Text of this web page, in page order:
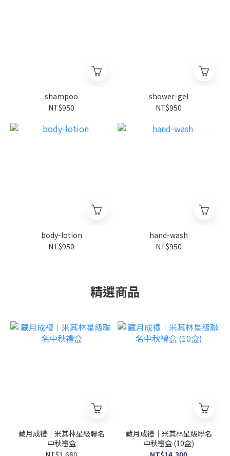
shampoo
NT$950
shower-gel
NT$950
body-lotion
NT$950
hand-wash
NT$950
精選商品
藏月成禮｜米其林星級聯名
中秋禮盒
藏月成禮｜米其林星級聯名
中秋禮盒 (10盒)